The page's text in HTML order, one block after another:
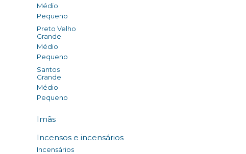
Médio
Pequeno
Preto Velho
Grande
Médio
Pequeno
Santos
Grande
Médio
Pequeno
Imãs
Incensos e incensários
Incensários